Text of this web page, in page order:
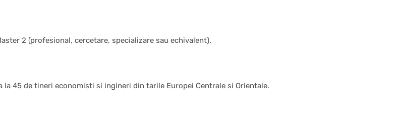
2 (profesional, cercetare, specializare sau echivalent).
45 de tineri economisti si ingineri din tarile Europei Centrale si Orientale.